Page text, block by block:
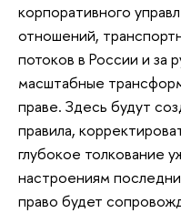
корпоративного
отношений,
потоков в России и за
масштабные
праве. Здесь будут
правила,
глубокое толкование
настроениям
право будет